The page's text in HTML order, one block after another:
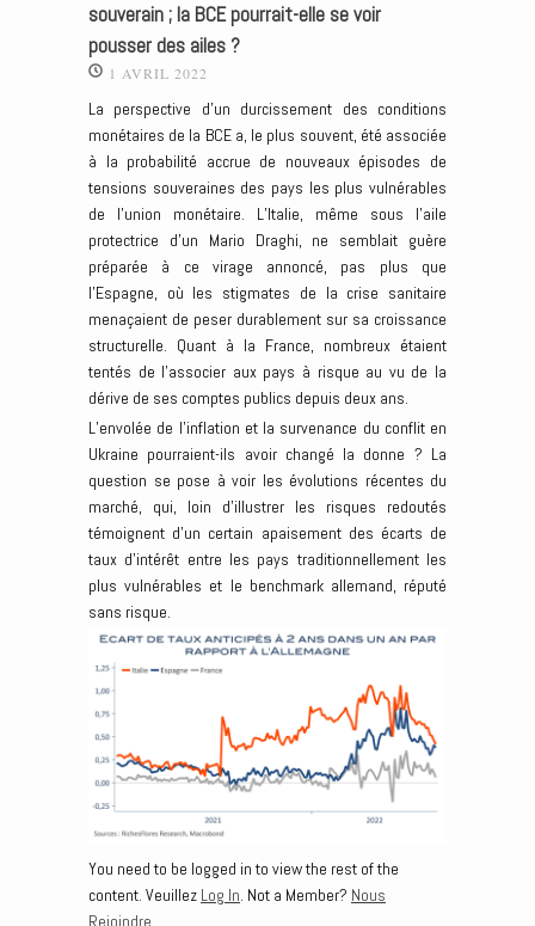
souverain ; la BCE pourrait-elle se voir
pousser des ailes ?
1 AVRIL 2022
La perspective d’un durcissement des conditions
monétaires de la BCE a, le plus souvent, été associée
à la probabilité accrue de nouveaux épisodes de
tensions souveraines des pays les plus vulnérables
de l’union monétaire. L’Italie, même sous l’aile
protectrice d’un Mario Draghi, ne semblait guère
préparée à ce virage annoncé, pas plus que
l’Espagne, où les stigmates de la crise sanitaire
menaçaient de peser durablement sur sa croissance
structurelle. Quant à la France, nombreux étaient
tentés de l’associer aux pays à risque au vu de la
dérive de ses comptes publics depuis deux ans.
L’envolée de l’inflation et la survenance du conflit en
Ukraine pourraient-ils avoir changé la donne ? La
question se pose à voir les évolutions récentes du
marché, qui, loin d’illustrer les risques redoutés
témoignent d’un certain apaisement des écarts de
taux d’intérêt entre les pays traditionnellement les
plus vulnérables et le benchmark allemand, réputé
sans risque.
You need to be logged in to view the rest of the
content. Veuillez Log In. Not a Member? Nous
Rejoindre